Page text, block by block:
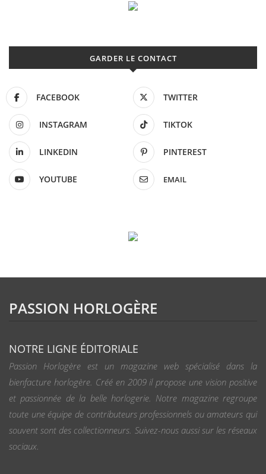
GARDER LE CONTACT
FACEBOOK TWITTER
INSTAGRAM TIKTOK
LINKEDIN PINTEREST
YOUTUBE EMAIL
PASSION HORLOGÈRE
NOTRE LIGNE ÉDITORIALE
Passion Horlogère est un magazine web spécialisé dans la
bienfacture horlogère. Créé en 2009 il propose une vision positive
et passionnée de la belle horlogerie. Notre magazine regroupe
toute une équipe de contributeurs professionnels ou amateurs qui
souvent sont des collectionneurs. Suivez-nous aussi sur les réseaux
sociaux.